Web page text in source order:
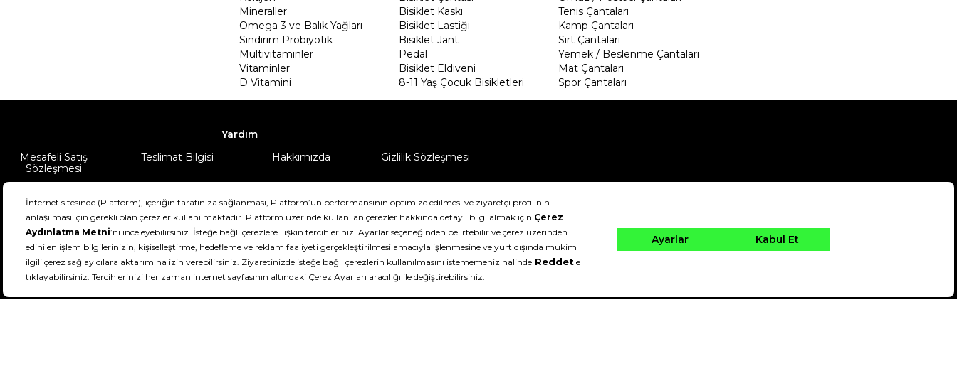
Mineraller
Omega 3 ve Balık Yağları
Sindirim Probiyotik
Multivitaminler
Vitaminler
D Vitamini
Bisiklet Kaskı
Bisiklet Lastiği
Bisiklet Jant
Pedal
Bisiklet Eldiveni
8-11 Yaş Çocuk Bisikletleri
Tenis Çantaları
Kamp Çantaları
Sırt Çantaları
Yemek / Beslenme Çantaları
Mat Çantaları
Spor Çantaları
Yardım
Mesafeli Satış
Sözleşmesi
Teslimat Bilgisi Hakkımızda Gizlilik Sözleşmesi
DeFactoFIT ©️ 2022-2026. Tüm hakları saklıdır.